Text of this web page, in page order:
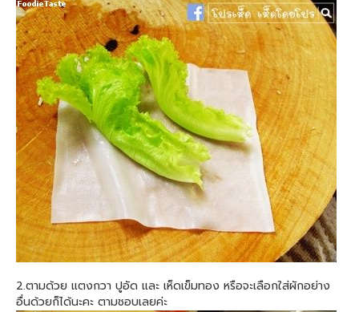
2.ตามด้วย แตงกวา ปูอัด และ เห็ดเข็มทอง หรือจะเลือกใส่ผักอย่าง
อื่นด้วยก็ได้นะคะ ตามชอบเลยค่ะ